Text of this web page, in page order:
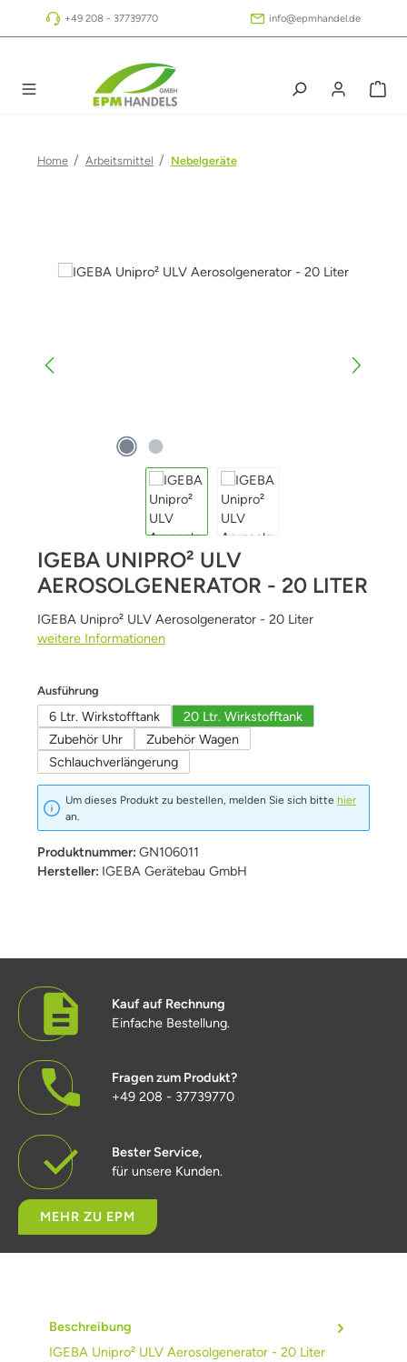
Zum Hauptinhalt springen
+49 208 - 37739770 info@epmhandel.de
Home / Arbeitsmittel / Nebelgeräte
Bildergalerie überspringen
IGEBA UNIPRO² ULV
AEROSOLGENERATOR - 20 LITER
IGEBA Unipro² ULV Aerosolgenerator - 20 Liter
weitere Informationen
Ausführung
6 Ltr. Wirkstofftank
20 Ltr. Wirkstofftank
Zubehör Uhr
Zubehör Wagen
Schlauchverlängerung
Um dieses Produkt zu bestellen, melden Sie sich bittehier
an.
Produktnummer: GN106011
Hersteller: IGEBA Gerätebau GmbH
Kauf auf Rechnung
Einfache Bestellung.
Fragen zum Produkt?
+49 208 - 37739770
Bester Service,
für unsere Kunden.
MEHR ZU EPM
Beschreibung
IGEBA Unipro² ULV Aerosolgenerator - 20 Liter